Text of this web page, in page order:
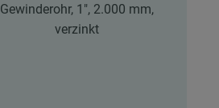
Gewinderohr, 1", 2.000 mm,
verzinkt